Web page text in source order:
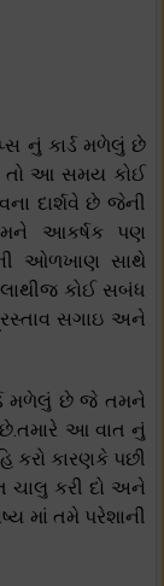
નું કાર્ડ મળેલું છે
તો આ સમય કોઈ
દાર્શવે છે જેની
આકર્ષક પણ
ઓળખાણ સાથે
કોઈ સબંધ
સગાઇ અને
મળેલું છે જે તમને
આ વાત નું
કરો કારણકે પછી
ચાલુ કરી દો અને
માં તમે પરેશાની